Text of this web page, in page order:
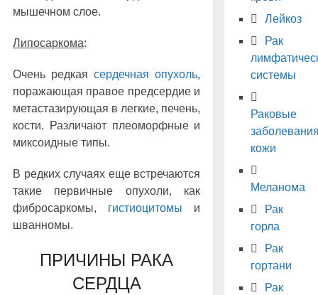
мышечном слое.
Липосаркома:
Очень редкаясердечная опухоль,
поражающая правое предсердие и
метастазирующая в легкие, печень,
кости. Различают плеоморфные и
миксоидные типы.
В редких случаях еще встречаются
такие первичные опухоли, как
фибросаркомы, гистиоцитомы и
шванномы.
ПРИЧИНЫ РАКА
СЕРДЦА
Лейкоз
Рак
системы
Раковые
кожи
Меланома
Рак
горла
Рак
гортани
Рак